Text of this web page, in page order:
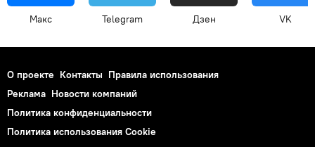
Макс Telegram Дзен VK
О проекте Контакты Правила использования
Реклама Новости компаний
Политика конфиденциальности
Политика использования Cookie